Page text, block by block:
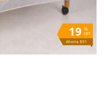
%
OFF
19
Ahorra $91